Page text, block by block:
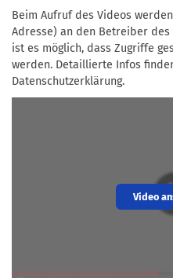
Beim Aufruf des Videos
Adresse) an den Betreiber
ist es möglich, dass Zugriffe
werden. Detaillierte Infos
Datenschutzerklärung.
Video